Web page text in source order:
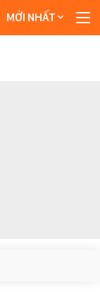
MỚI NHẤT